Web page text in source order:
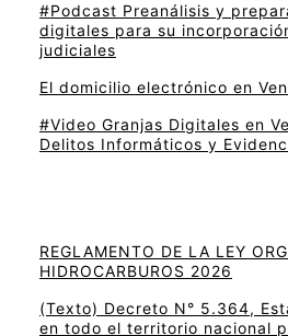
#Podcast Preanálisis y
digitales para su
judiciales
El domicilio electrónico en
#Video Granjas Digitales en
Delitos Informáticos y
REGLAMENTO DE LA LEY
HIDROCARBUROS 2026
(Texto) Decreto N° 5.364,
en todo el territorio nacional